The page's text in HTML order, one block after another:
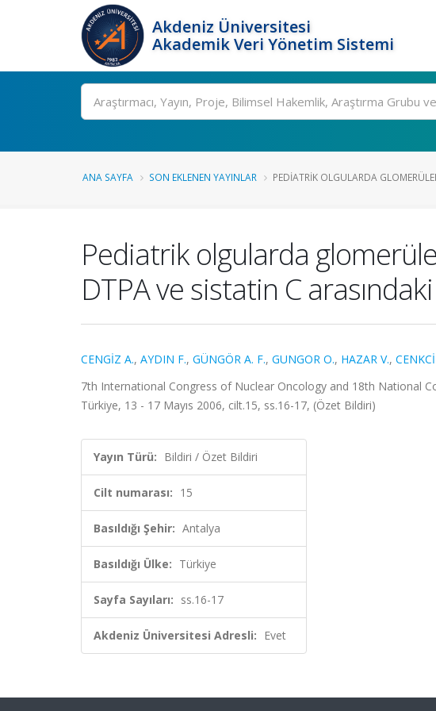
Akdeniz Üniversitesi
Akademik Veri Yönetim Sistemi
Ara
ANA SAYFA SON EKLENEN YAYINLAR PEDIATRIK OLGULARDA
Pediatrik olgularda
DTPA ve sistatin C
CENGİZ A., AYDIN F., GÜNGÖR A. F., GUNGOR O., HAZAR V.,
7th International Congress of Nuclear Oncology and 18th National
Türkiye, 13 - 17 Mayıs 2006, cilt.15, ss.16-17, (Özet Bildiri)
Yayın Türü: Bildiri / Özet Bildiri
Cilt numarası: 15
Basıldığı Şehir: Antalya
Basıldığı Ülke: Türkiye
Sayfa Sayıları: ss.16-17
Akdeniz Üniversitesi Adresli: Evet